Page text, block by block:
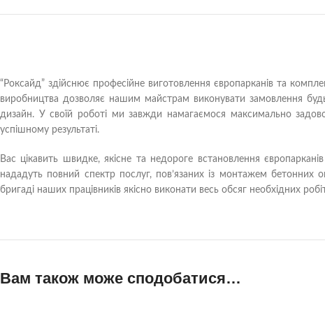
“Роксайд” здійснює професійне виготовлення європарканів та
виробництва дозволяє нашим майстрам виконувати замовлення
дизайн. У своїй роботі ми завжди намагаємося максимально
успішному результаті.
Вас цікавить швидке, якісне та недороге встановлення
нададуть повний спектр послуг, пов’язаних із монтажем бетонних
бригаді наших працівників якісно виконати весь обсяг необхідних
Вам також може сподобатися…